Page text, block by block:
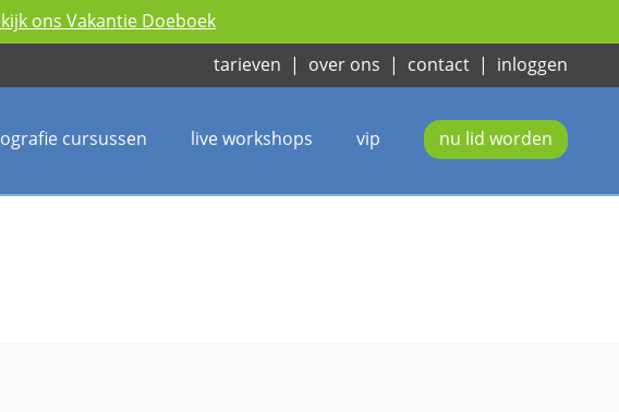
ons Vakantie Doeboek
tarieven | over ons | contact | inloggen
nu lid worden
vip
live workshops
cursussen